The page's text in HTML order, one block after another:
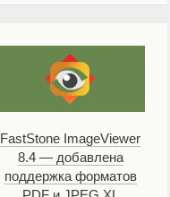
FastStone ImageViewer
8.4 — добавлена
поддержка форматов